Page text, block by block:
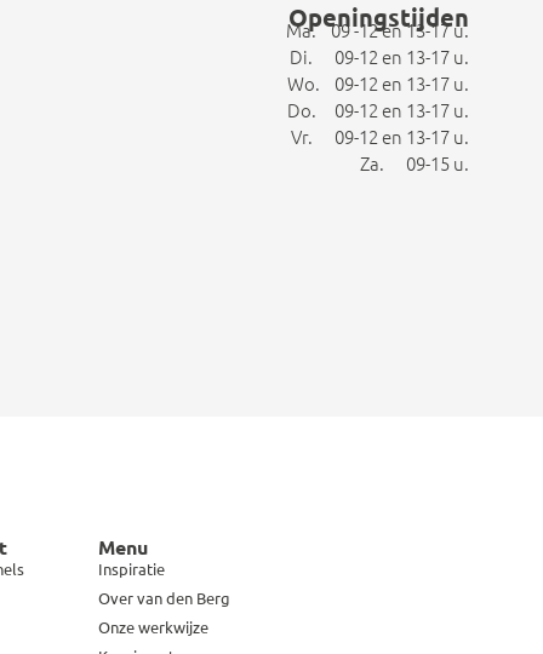
Openingstijden
Ma. 09 -12 en 13-17 u.
Di. 09-12 en 13-17 u.
Wo. 09-12 en 13-17 u.
Do. 09-12 en 13-17 u.
Vr. 09-12 en 13-17 u.
Za. 09-15 u.
Menu
Inspiratie
Over van den Berg
Onze werkwijze